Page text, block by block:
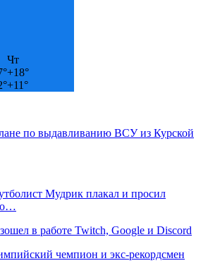
Чт
+18°
+11°
по выдавливанию ВСУ из Курской
Мудрик плакал и просил
в работе Twitch, Google и Discord
чемпион и экс-рекордсмен